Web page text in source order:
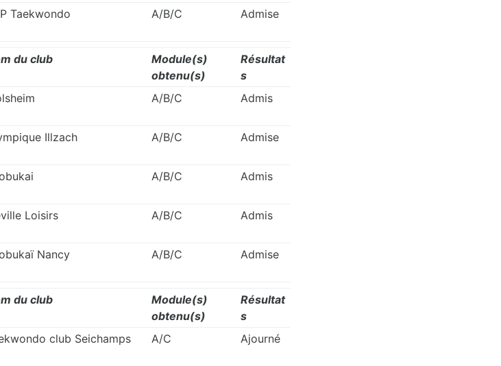
Taekwondo A/B/C Admise
du club
Module(s)
obtenu(s)
Résultat
s
A/B/C Admis
Illzach A/B/C Admise
A/B/C Admis
Loisirs A/B/C Admis
Nancy A/B/C Admise
du club
Module(s)
obtenu(s)
Résultat
s
club Seichamps A/C Ajourné